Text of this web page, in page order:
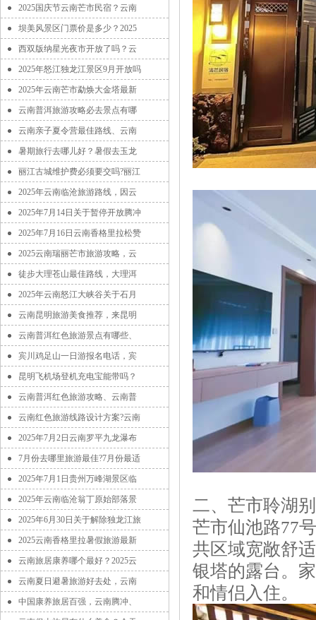
2025国庆节云南芒市民宿？云南
坝美风景区门票价是多少？2025
西双版纳星光夜市开放了吗？云
2025年怒江独龙江景区9月开放吗
2025年云南芒市勐焕大金塔最新
云南普洱旅游攻略必去景点有哪
云南亲子夏令营最佳路线、云南
暑期旅行去哪儿好？暑假去玉龙
丽江古城维护费必须要交吗?丽江
2025年云南临沧旅游路线，因云
2025年7月14日关于暂停开放腾冲
2025年7月16日云南香格里拉松赞
2025云南瑞丽芒市旅游攻略，云
徒步大理苍山最佳路线，大理洱
2025年云南怒江大峡谷关于石月
云南昆明旅游美食推荐，来昆明
云南普洱红色旅游景点有哪些、
宾川鸡足山一日游报名电话，宾
昆明飞机场登机充电宝能带吗？
云南普洱红色旅游攻略、云南普
云南红色旅游线路设计方案?云南
2025年7月2日云南罗平九龙瀑布
7月份去哪里旅游最佳?7月份最适
2025年7月1日贵州万峰湖景区临
2025年云南临沧翁丁原始部落景
2025年6月30日关于解除独龙江旅
2025云南香格里拉暑假旅游最新
云南旅居康养哪个最好？2025云
云南夏日避暑旅游好去处，云南
中国康养旅居百强，云南腾冲、
二、芒市聆湖
芒市仙池路77
共区域宽敞舒
银塔的露台。
和情侣入住。